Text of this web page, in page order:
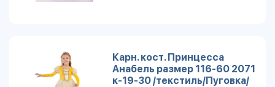
Карн. кост. Принцесса
Анабель размер 116-60 2071
к-19-30 /текстиль/Пуговка/